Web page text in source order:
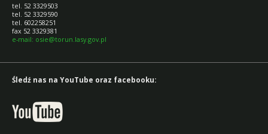
tel. 52 3329503
tel. 52 3329590
tel. 602258251
fax 52 3329381
e-mail: osie@torun.lasy.gov.pl
Śledź nas na YouTube oraz facebooku: